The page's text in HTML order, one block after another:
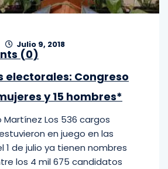
Julio 9, 2018
(0)
electorales: Congreso
y 15 hombres*
Martínez Los 536 cargos
en juego en las
1 de julio ya tienen nombres
los 4 mil 675 candidatos